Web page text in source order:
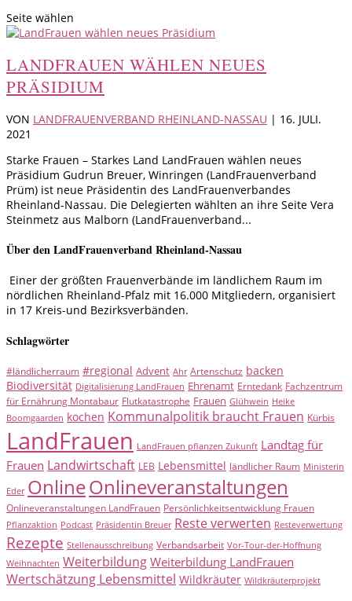
Seite wählen
LANDFRAUEN WÄHLEN NEUES
PRÄSIDIUM
VON LANDFRAUENVERBAND RHEINLAND-NASSAU | 16. JULI.
2021
Starke Frauen – Starkes Land LandFrauen wählen neues
Präsidium Gudrun Breuer, Winringen (LandFrauenverband
Prüm) ist neue Präsidentin des LandFrauenverbandes
Rheinland-Nassau. Die Delegierten wählten an ihre Seite Vera
Steinmetz aus Malborn (LandFrauenverband...
Über den LandFrauenverband Rheinland-Nassau
Einer der größten Frauenverbände im ländlichem Raum im
nördlichen Rheinland-Pfalz mit 16.000 Mitgliedern, organisiert
in 17 Kreis-und Bezirksverbänden.
Schlagwörter
#ländlicherraum #regional Advent Ahr Artenschutz backen
Biodiversität Digitalisierung LandFrauen Ehrenamt Erntedank Fachzentrum
für Ernährung Montabaur Flutkatastrophe Frauen Glühwein Heike
Boomgaarden kochen Kommunalpolitik braucht Frauen Kürbis
LandFrauen LandFrauen pflanzen Zukunft Landtag für
Frauen Landwirtschaft LEB Lebensmittel ländlicher Raum Ministerin
Eder OnlineOnlineveranstaltungen
Onlineveranstaltungen LandFrauen Persönlichkeitsentwicklung Frauen
Pflanzaktion Podcast Präsidentin Breuer Reste verwerten Resteverwertung
Rezepte Stellenausschreibung Verbandsarbeit Vor-Tour-der-Hoffnung
Weihnachten Weiterbildung Weiterbildung LandFrauen
Wertschätzung Lebensmittel Wildkräuter Wildkräuterprojekt